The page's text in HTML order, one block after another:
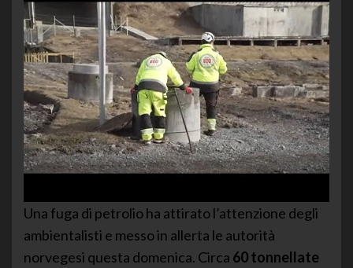
Una fuga di petrolio ha attirato l’attenzione degli
ambientalisti e messo in allerta le autorità
norvegesi questa domenica. Circa 60 tonnellate